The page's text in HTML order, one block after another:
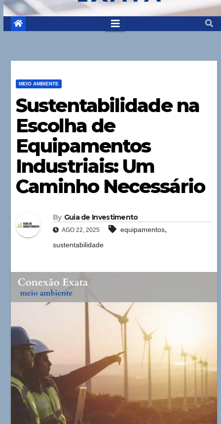
MEIO AMBIENTE
Sustentabilidade na
Escolha de
Equipamentos
Industriais: Um
Caminho Necessário
By Guia de Investimento
AGO 22, 2025 equipamentos,
sustentabilidade